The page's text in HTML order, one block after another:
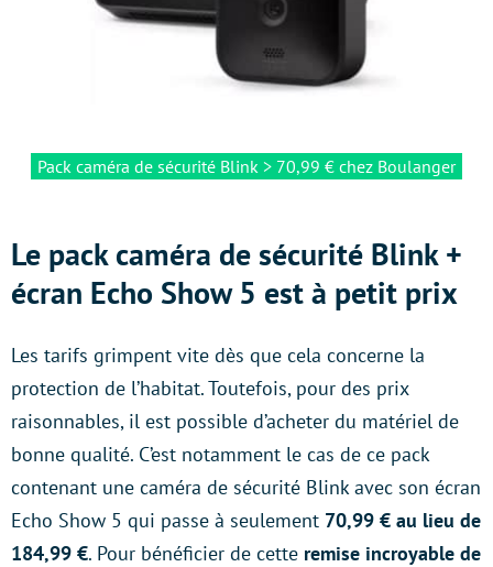
Pack caméra de sécurité Blink > 70,99 € chez Boulanger
Le pack caméra de sécurité Blink +
écran Echo Show 5 est à petit prix
Les tarifs grimpent vite dès que cela concerne la
protection de l’habitat. Toutefois, pour des prix
raisonnables, il est possible d’acheter du matériel de
bonne qualité. C’est notamment le cas de ce pack
contenant une caméra de sécurité Blink avec son écran
Echo Show 5 qui passe à seulement 70,99 € au lieu de
184,99 €. Pour bénéficier de cette remise incroyable de